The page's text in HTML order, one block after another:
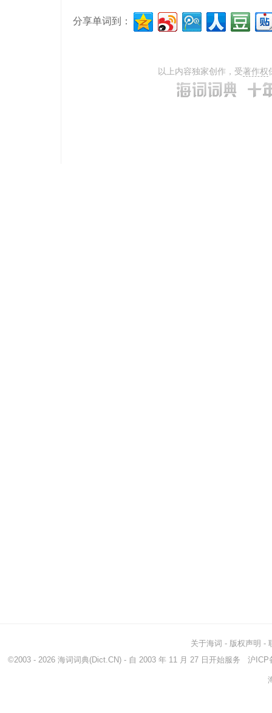
分享单词到：
以上内容独家创作，受著作权
关于海词 - 版权声明 -
©2003 - 2026 海词词典(Dict.CN) - 自 2003 年 11 月 27 日开始服务 沪ICP